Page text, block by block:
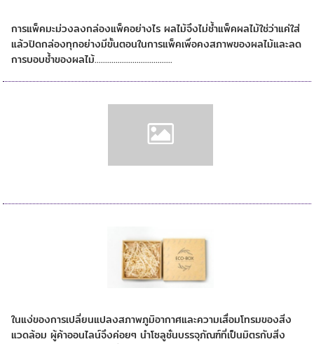
การแพ็คมะม่วงลงกล่องแพ็คอย่างไร ผลไม้จึงไม่ช้ำแพ็คผลไม้ใช่ว่าแค่ใส่
แล้วปิดกล่องทุกอย่างมีขั้นตอนในการแพ็คเพื่อคงสภาพของผลไม้และลด
การบอบช้ำของผลไม้.....................................
ในแง่ของการเปลี่ยนแปลงสภาพภูมิอากาศและความเสื่อมโทรมของสิ่ง
แวดล้อม ผู้ค้าออนไลน์จึงค่อยๆ นำโซลูชั่นบรรจุภัณฑ์ที่เป็นมิตรกับสิ่ง